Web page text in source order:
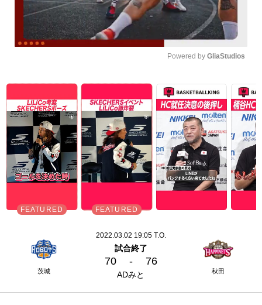
Powered by GliaStudios
茨城
2022.03.02 19:05 T.O.
試合終了
70 - 76
ADみと 秋田